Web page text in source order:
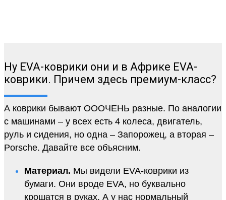
Ну EVA-коврики они и в Африке EVA-
коврики. Причем здесь премиум-класс?
А коврики бывают ОООЧЕНЬ разные. По аналогии
с машинами – у всех есть 4 колеса, двигатель,
руль и сидения, но одна – Запорожец, а вторая –
Porsche. Давайте все объясним.
Материал. Мы видели EVA-коврики из
бумаги. Они вроде EVA, но буквально
крошатся в руках. А у нас нормальный